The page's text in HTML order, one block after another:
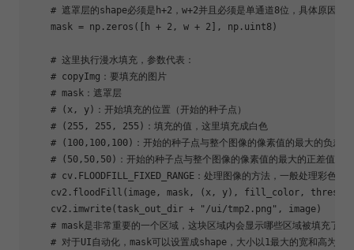
# 遮罩层的shape必须是h+2，w+2并且必须是单通道8位，具体原因我
    mask = np.zeros([h + 2, w + 2], np.uint8)
# 这里执行漫水填充，参数代表：
# copyImg：要填充的图片
# mask：遮罩层
# (x, y)：开始填充的位置（开始的种子点）
# (255, 255, 255)：填充的值，这里填充成白色
# (100,100,100)：开始的种子点与整个图像的像素值的最大的负差值
# (50,50,50)：开始的种子点与整个图像的像素值的最大的正差值
# cv.FLOODFILL_FIXED_RANGE：处理图像的方法，一般处理彩色图
cv2.floodFill(image, mask, (x, y), fill_color,
    cv2.imwrite(task_out_dir +
"/ui/tmp2.png" , image)
# mask是非常重要的一个区域，这块区域内会显示哪些区域被填充了颜
# 对于UI自动化，mask可以设置成shape，大小以1最大的宽和高为准